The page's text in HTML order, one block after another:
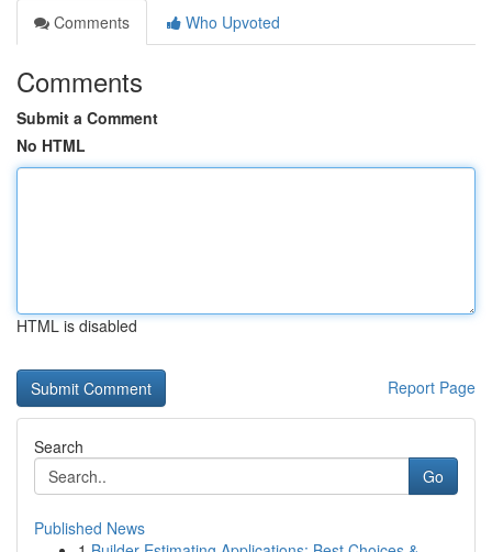
Comments
Who Upvoted
Comments
Submit a Comment
No HTML
HTML is disabled
Report Page
Search
Go
Published News